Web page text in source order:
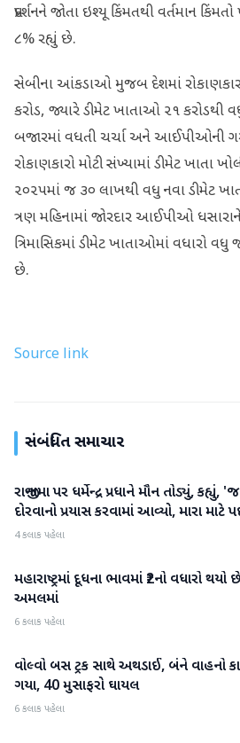
પ્રદર્શનને જોતા ઇશ્યૂ કિંમતથી વર્તમાન
૮% રહ્યું છે.
સેબીના આંકડાઓ મુજબ દેશમાં
કરોડ, જ્યારે ડીમેટ ખાતાઓ ૨૧ કરોડથી
બજારમાં વધતી ચર્ચા અને આઈપીઓની
રોકાણકારો મોટી સંખ્યામાં ડીમેટ ખાતા
૨૦૨૫માં જ ૩૦ લાખથી વધુ નવા ડીમેટ
ત્રણ મહિનામાં જોરદાર આઈપીઓ
ત્રિમાસિકમાં ડીમેટ ખાતાઓમાં વધારો
છે.
Source link
સંબંધિત સમાચાર
રાષ્ટ્રીય
રાજીનામા પર ધર્મેન્દ્ર પ્રધાને મૌન તોડ્યું,
દોરવાનો પ્રયાસ કરવામાં આવ્યો, મારા માટે
4 કલાક પહેલા
રાષ્ટ્રીય
મહારાષ્ટ્રમાં દૂધના ભાવમાં ₹2નો વધારો
અમલમાં
6 કલાક પહેલા
રાષ્ટ્રીય
વોલ્વો બસ ટ્રક સાથે અથડાઈ, બંને વાહનો
ગયા, 40 મુસાફરો ઘાયલ
6 કલાક પહેલા